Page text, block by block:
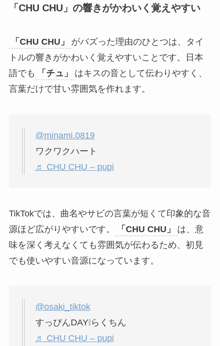
「CHU CHU」の響きがかわいく覚えやすい
「CHU CHU」
がバズった理由のひとつは、タイ
トルの響きがかわいく覚えやすいことです。日本
語でも
「チュ」
はキスの音として伝わりやすく、
言葉だけで甘い雰囲気を作れます。
@minami.0819
ワクワクハート
♬ CHU CHU – pupi
TikTokでは、曲名やサビの言葉が短くて印象的な音
源ほど広がりやすいです。
「CHU CHU」
は、意
味を深く考えなくても雰囲気が伝わるため、初見
でも使いやすい音源になっています。
@osaki_tiktok
すっぴんDAY❕らくちん
♬ CHU CHU – pupi